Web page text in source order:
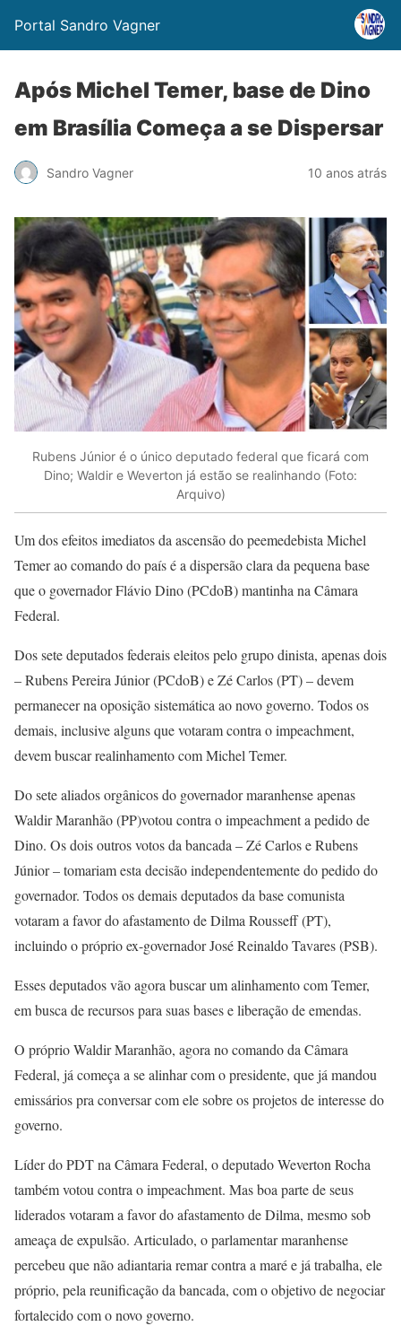
Portal Sandro Vagner
Após Michel Temer, base de Dino
em Brasília Começa a se Dispersar
Sandro Vagner 10 anos atrás
Rubens Júnior é o único deputado federal que ficará com
Dino; Waldir e Weverton já estão se realinhando (Foto:
Arquivo)
Um dos efeitos imediatos da ascensão do peemedebista Michel
Temer ao comando do país é a dispersão clara da pequena base
que o governador Flávio Dino (PCdoB) mantinha na Câmara
Federal.
Dos sete deputados federais eleitos pelo grupo dinista, apenas dois
– Rubens Pereira Júnior (PCdoB) e Zé Carlos (PT) – devem
permanecer na oposição sistemática ao novo governo. Todos os
demais, inclusive alguns que votaram contra o impeachment,
devem buscar realinhamento com Michel Temer.
Do sete aliados orgânicos do governador maranhense apenas
Waldir Maranhão (PP)votou contra o impeachment a pedido de
Dino. Os dois outros votos da bancada – Zé Carlos e Rubens
Júnior – tomariam esta decisão independentemente do pedido do
governador. Todos os demais deputados da base comunista
votaram a favor do afastamento de Dilma Rousseff (PT),
incluindo o próprio ex-governador José Reinaldo Tavares (PSB).
Esses deputados vão agora buscar um alinhamento com Temer,
em busca de recursos para suas bases e liberação de emendas.
O próprio Waldir Maranhão, agora no comando da Câmara
Federal, já começa a se alinhar com o presidente, que já mandou
emissários pra conversar com ele sobre os projetos de interesse do
governo.
Líder do PDT na Câmara Federal, o deputado Weverton Rocha
também votou contra o impeachment. Mas boa parte de seus
liderados votaram a favor do afastamento de Dilma, mesmo sob
ameaça de expulsão. Articulado, o parlamentar maranhense
percebeu que não adiantaria remar contra a maré e já trabalha, ele
próprio, pela reunificação da bancada, com o objetivo de negociar
fortalecido com o novo governo.